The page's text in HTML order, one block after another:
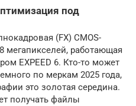
под
(FX) CMOS-
мегапикселей, работающая
EXPEED 6. Кто-то может
по меркам 2025 года,
это золотая середина.
получать файлы